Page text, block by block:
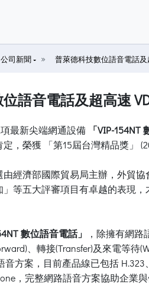
公司新聞 普萊德科技數位語音電話及
語音電話及超高速
最新尖端網通設備 「VIP-154NT
，榮獲 「第15屆台灣精品獎」
由經濟部國際貿易局主辦，外貿
等五大評審項目有卓越的表現
數位語音電話」
，除擁有網
、轉接(Transfer)及來電等
方案，目前產品線已包括 H.323
，完整網路語音方案協助企業